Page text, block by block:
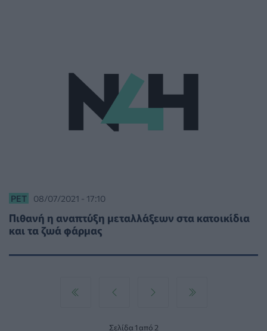
PET 08/07/2021 - 17:10
Πιθανή η αναπτύξη μεταλλάξεων στα κατοικίδια
και τα ζωά φάρμας
Σελίδα 1 από 2